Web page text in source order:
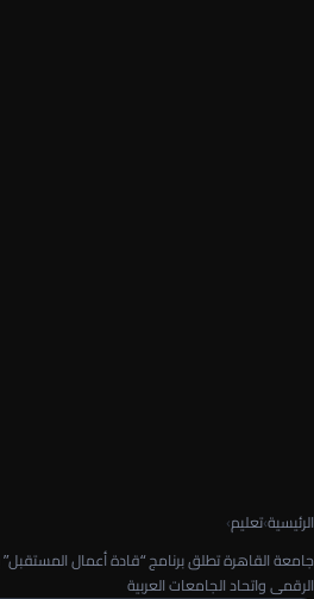
الرئيسية›تعليم›
جامعة القاهرة تطلق برنامج “قادة أعمال المستقبل”
الرقمى واتحاد الجامعات العربية